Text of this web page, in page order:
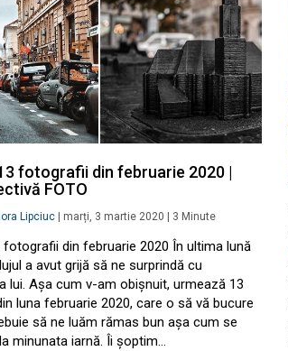
fotografii din februarie 2020 |
FOTO
Lipciuc marți, 3 martie 2020 3 Minute
fotografii din februarie 2020 În ultima lună
a avut grijă să ne surprindă cu
lui. Așa cum v-am obișnuit, urmează 13
luna februarie 2020, care o să vă bucure
să ne luăm rămas bun așa cum se
minunata iarnă. Îi șoptim…